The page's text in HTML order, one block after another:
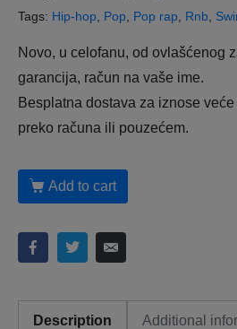
Tags: Hip-hop Pop Pop rap Rnb
Novo, u celofanu, od ovlašćenog
garancija, račun na vaše ime.
Besplatna dostava za iznose
preko računa ili pouzećem.
Add to cart
Description Additional